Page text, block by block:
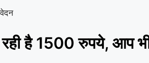
है 1500 रुपये, आप